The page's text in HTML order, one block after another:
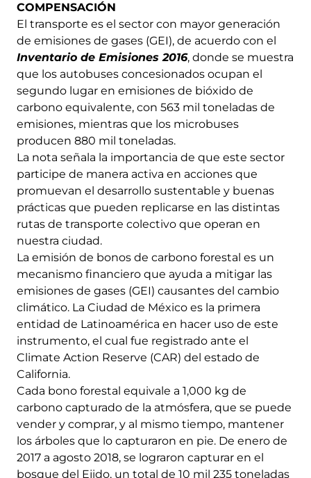
COMPENSACIÓN
El transporte es el sector con mayor generación
de emisiones de gases (GEI), de acuerdo con el
Inventario de Emisiones 2016, donde se muestra
que los autobuses concesionados ocupan el
segundo lugar en emisiones de bióxido de
carbono equivalente, con 563 mil toneladas de
emisiones, mientras que los microbuses
producen 880 mil toneladas.
La nota señala la importancia de que este sector
participe de manera activa en acciones que
promuevan el desarrollo sustentable y buenas
prácticas que pueden replicarse en las distintas
rutas de transporte colectivo que operan en
nuestra ciudad.
La emisión de bonos de carbono forestal es un
mecanismo financiero que ayuda a mitigar las
emisiones de gases (GEI) causantes del cambio
climático. La Ciudad de México es la primera
entidad de Latinoamérica en hacer uso de este
instrumento, el cual fue registrado ante el
Climate Action Reserve (CAR) del estado de
California.
Cada bono forestal equivale a 1,000 kg de
carbono capturado de la atmósfera, que se puede
vender y comprar, y al mismo tiempo, mantener
los árboles que lo capturaron en pie. De enero de
2017 a agosto 2018, se lograron capturar en el
bosque del Ejido, un total de 10 mil 235 toneladas